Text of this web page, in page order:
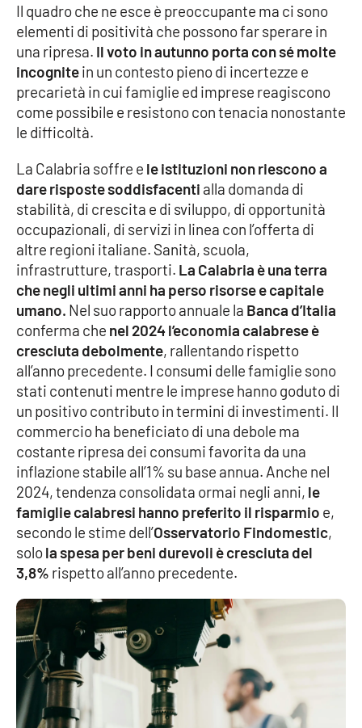
Sanità
Società
Sport
RUBRICHE
Good Morning Vietnam
Parchi Marini Calabria
Leggendo Alvaro insieme
Imprese Di Calabria
Le perfidie di Antonella Grippo
Venti di comunicazione
STREAMING
LaC TV
LaC Network
LaC OnAir
EDIZIONI
LOCALI
Catanzaro
Il quadro che ne esce è preoccupante ma ci sono
elementi di positività che possono far sperare in
una ripresa. Il voto in autunno porta con sé molte
incognitein un contesto pieno di incertezze e
precarietà in cui famiglie ed imprese reagiscono
come possibile e resistono con tenacia nonostante
le difficoltà.
La Calabria soffre e le istituzioni non riescono a
dare risposte soddisfacenti alla domanda di
stabilità, di crescita e di sviluppo, di opportunità
occupazionali, di servizi in linea con l’offerta di
altre regioni italiane. Sanità, scuola,
infrastrutture, trasporti. La Calabria è una terra
che negli ultimi anni ha perso risorse e capitale
umano. Nel suo rapporto annuale la Banca d’Italia
conferma che nel 2024 l’economia calabrese è
cresciuta debolmente, rallentando rispetto
all’anno precedente. I consumi delle famiglie sono
stati contenuti mentre le imprese hanno goduto di
un positivo contributo in termini di investimenti. Il
commercio ha beneficiato di una debole ma
costante ripresa dei consumi favorita da una
inflazione stabile all’1% su base annua. Anche nel
2024, tendenza consolidata ormai negli anni, le
famiglie calabresi hanno preferito il risparmio e,
secondo le stime dell’Osservatorio Findomestic,
solola spesa per beni durevoli è cresciuta del
3,8% rispetto all’anno precedente.